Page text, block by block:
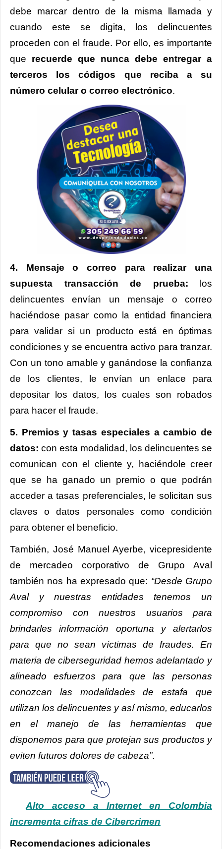
debe marcar dentro de la misma llamada y
cuando este se digita, los delincuentes
proceden con el fraude. Por ello, es importante
que recuerde que nunca debe entregar a
terceros los códigos que reciba a su
número celular o correo electrónico.
4. Mensaje o correo para realizar una
supuesta transacción de prueba: los
delincuentes envían un mensaje o correo
haciéndose pasar como la entidad financiera
para validar si un producto está en óptimas
condiciones y se encuentra activo para tranzar.
Con un tono amable y ganándose la confianza
de los clientes, le envían un enlace para
depositar los datos, los cuales son robados
para hacer el fraude.
5. Premios y tasas especiales a cambio de
datos: con esta modalidad, los delincuentes se
comunican con el cliente y, haciéndole creer
que se ha ganado un premio o que podrán
acceder a tasas preferenciales, le solicitan sus
claves o datos personales como condición
para obtener el beneficio.
También, José Manuel Ayerbe, vicepresidente
de mercadeo corporativo de Grupo Aval
también nos ha expresado que: “Desde Grupo
Aval y nuestras entidades tenemos un
compromiso con nuestros usuarios para
brindarles información oportuna y alertarlos
para que no sean víctimas de fraudes. En
materia de ciberseguridad hemos adelantado y
alineado esfuerzos para que las personas
conozcan las modalidades de estafa que
utilizan los delincuentes y así mismo, educarlos
en el manejo de las herramientas que
disponemos para que protejan sus productos y
eviten futuros dolores de cabeza”.
Alto acceso a Internet en Colombia
incrementa cifras de Cibercrimen
Recomendaciones adicionales